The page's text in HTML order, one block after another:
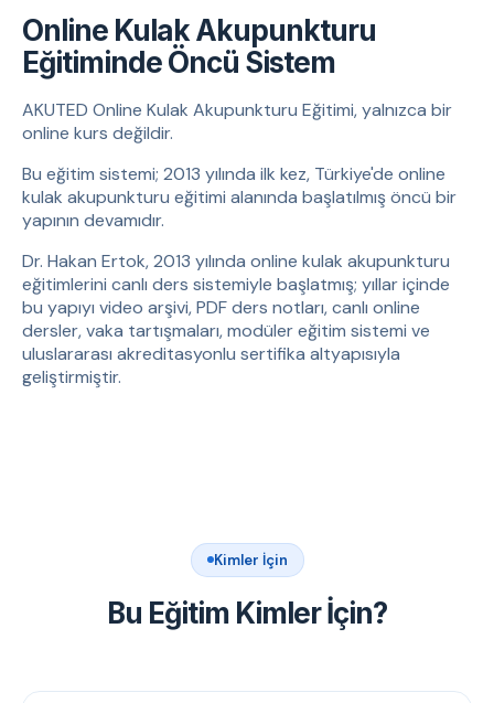
Online Kulak Akupunkturu
Eğitiminde Öncü Sistem
AKUTED Online Kulak Akupunkturu Eğitimi, yalnızca bir
online kurs değildir.
Bu eğitim sistemi; 2013 yılında ilk kez, Türkiye'de online
kulak akupunkturu eğitimi alanında başlatılmış öncü bir
yapının devamıdır.
Dr. Hakan Ertok, 2013 yılında online kulak akupunkturu
eğitimlerini canlı ders sistemiyle başlatmış; yıllar içinde
bu yapıyı video arşivi, PDF ders notları, canlı online
dersler, vaka tartışmaları, modüler eğitim sistemi ve
uluslararası akreditasyonlu sertifika altyapısıyla
geliştirmiştir.
Kimler İçin
Bu Eğitim Kimler İçin?